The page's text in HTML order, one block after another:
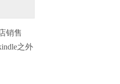
销售
之外